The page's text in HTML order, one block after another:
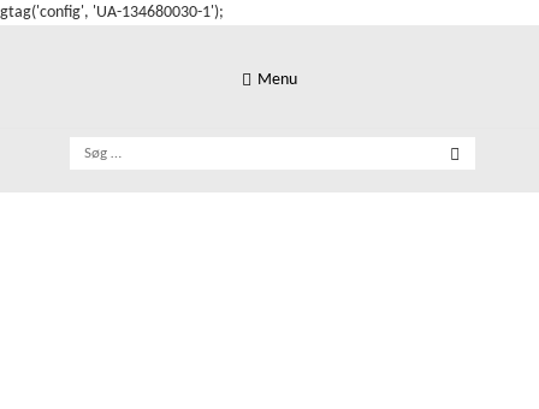
gtag('config', 'UA-134680030-1');
Menu
efter: